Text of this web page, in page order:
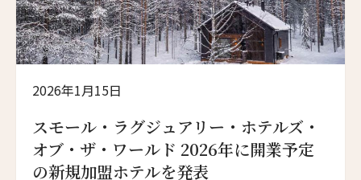
2026年1月15日
スモール・ラグジュアリー・ホテルズ・
オブ・ザ・ワールド 2026年に開業予定
の新規加盟ホテルを発表